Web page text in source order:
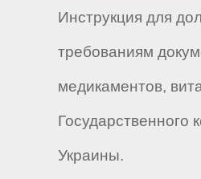
Инструкция для
требованиям
медикаментов,
Государственного
Украины.